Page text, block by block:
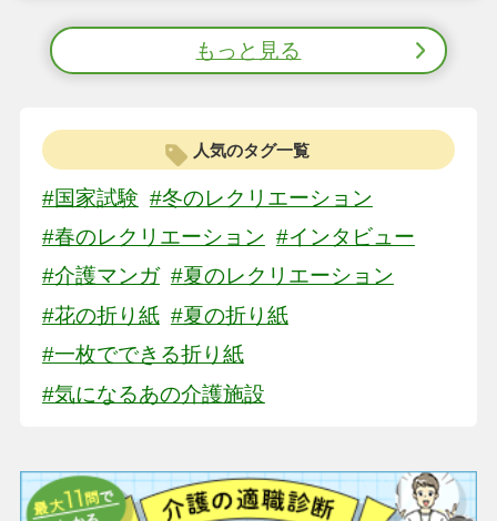
もっと見る
人気のタグ一覧
#国家試験 #冬のレクリエーション
#春のレクリエーション #インタビュー
#介護マンガ #夏のレクリエーション
#花の折り紙 #夏の折り紙
#一枚でできる折り紙
#気になるあの介護施設